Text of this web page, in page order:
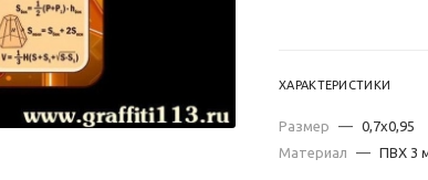
ХАРАКТЕРИСТИКИ
Размер — 0,7х0,95
Материал
— ПВХ 3